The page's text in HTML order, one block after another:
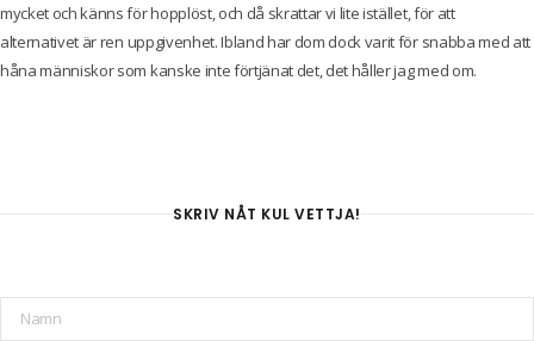
mycket och känns för hopplöst, och då skrattar vi lite istället, för att
alternativet är ren uppgivenhet. Ibland har dom dock varit för snabba med att
håna människor som kanske inte förtjänat det, det håller jag med om.
SKRIV NÅT KUL VETTJA!